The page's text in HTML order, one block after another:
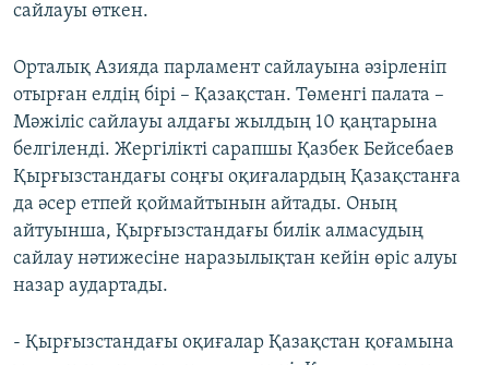
сайлауы өткен.
Орталық Азияда парламент сайлауына әзірленіп
отырған елдің бірі – Қазақстан. Төменгі палата –
Мәжіліс сайлауы алдағы жылдың 10 қаңтарына
белгіленді. Жергілікті сарапшы Қазбек Бейсебаев
Қырғызстандағы соңғы оқиғалардың Қазақстанға
да әсер етпей қоймайтынын айтады. Оның
айтуынша, Қырғызстандағы билік алмасудың
сайлау нәтижесіне наразылықтан кейін өріс алуы
назар аудартады.
- Қырғызстандағы оқиғалар Қазақстан қоғамына